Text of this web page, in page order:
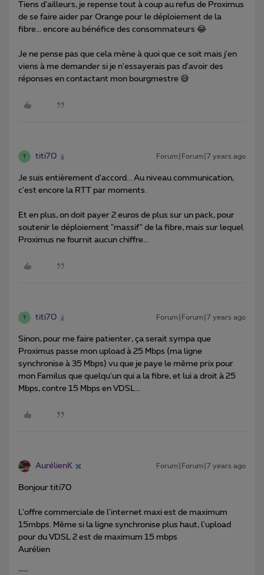
Tiens d'ailleurs, je repense tout à coup au refus de Proximus
de se faire aider par Orange pour le déploiement de la
fibre... encore au bénéfice des consommateurs 😂
Je ne pense pas que cela mène à quoi que ce soit mais j'en
viens à me demander si je n'essayerais pas d'avoir des
réponses en contactant mon bourgmestre 😅
T titi70 Forum|Forum|7 years ago
Je suis entièrement d'accord... Au niveau communication,
c'est encore la RTT par moments.
Et en plus, on doit payer 2 euros de plus sur un pack, pour
soutenir le déploiement "massif" de la fibre, mais sur lequel
Proximus ne fournit aucun chiffre...
T titi70 Forum|Forum|7 years ago
Sinon, pour me faire patienter, ça serait sympa que
Proximus passe mon upload à 25 Mbps (ma ligne
synchronise à 35 Mbps) vu que je paye le même prix pour
mon Familus que quelqu'un qui a la fibre, et lui a droit à 25
Mbps, contre 15 Mbps en VDSL...
AurélienK Forum|Forum|7 years ago
Bonjour titi70
L'offre commerciale de l'internet maxi est de maximum
15mbps. Même si la ligne synchronise plus haut, l'upload
pour du VDSL 2 est de maximum 15 mbps
Aurélien